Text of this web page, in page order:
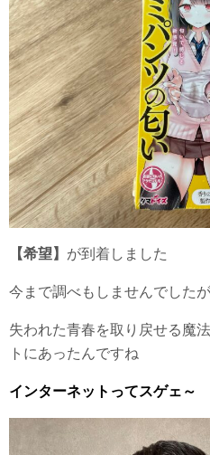
【希望】 が到着しました
今まで調べもしませんでしたが
失われた青春を取り戻せる魔
トにあったんですね
インターネットってスゲェ～